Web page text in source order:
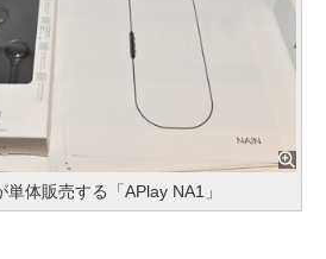
体販売する「APlay NA1」